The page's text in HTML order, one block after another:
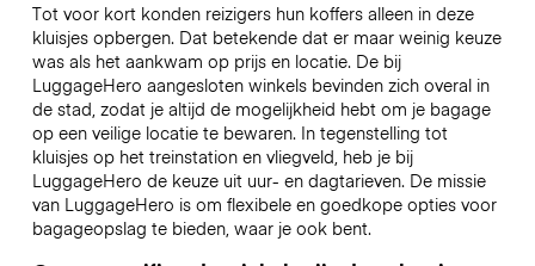
Tot voor kort konden reizigers hun koffers alleen in deze
kluisjes opbergen. Dat betekende dat er maar weinig keuze
was als het aankwam op prijs en locatie. De bij
LuggageHero aangesloten winkels bevinden zich overal in
de stad, zodat je altijd de mogelijkheid hebt om je bagage
op een veilige locatie te bewaren. In tegenstelling tot
kluisjes op het treinstation en vliegveld, heb je bij
LuggageHero de keuze uit uur- en dagtarieven. De missie
van LuggageHero is om flexibele en goedkope opties voor
bagageopslag te bieden, waar je ook bent.